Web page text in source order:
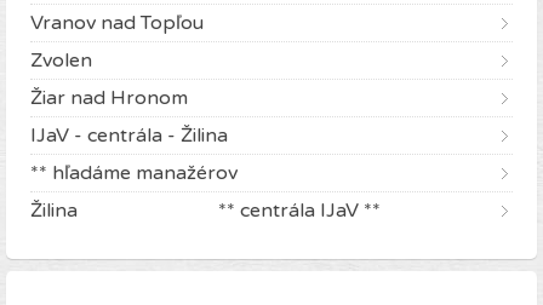
Vranov nad Topľou
Zvolen
Žiar nad Hronom
IJaV - centrála - Žilina
** hľadáme manažérov
Žilina ** centrála IJaV **